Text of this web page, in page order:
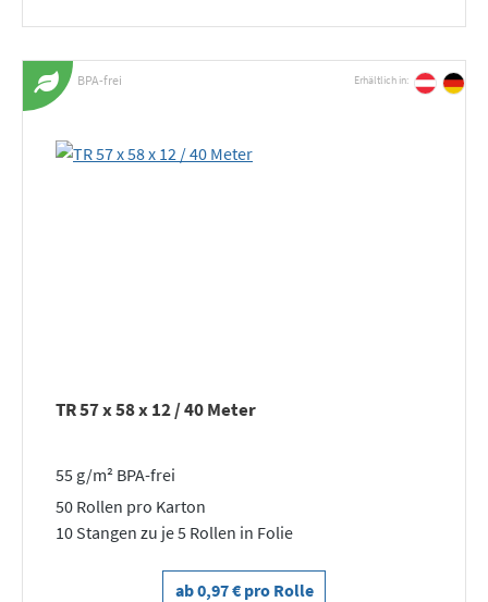
BPA-frei Erhältlich in:
TR 57 x 58 x 12 / 40 Meter
55 g/m² BPA-frei
50 Rollen pro Karton
10 Stangen zu je 5 Rollen in Folie
ab 0,97 € pro Rolle